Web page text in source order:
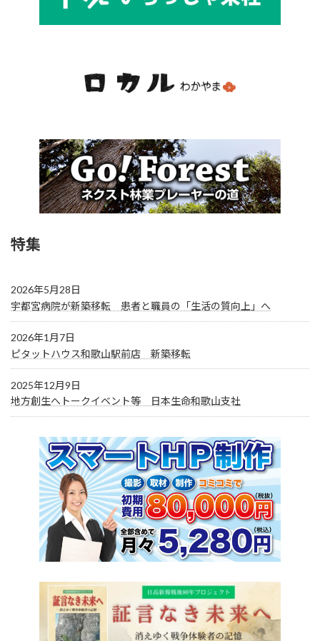
特集
2026年5月28日
宇都宮病院が新築移転 患者と職員の「生活の質向上」へ
2026年1月7日
ピタットハウス和歌山駅前店 新築移転
2025年12月9日
地方創生へトークイベント等 日本生命和歌山支社